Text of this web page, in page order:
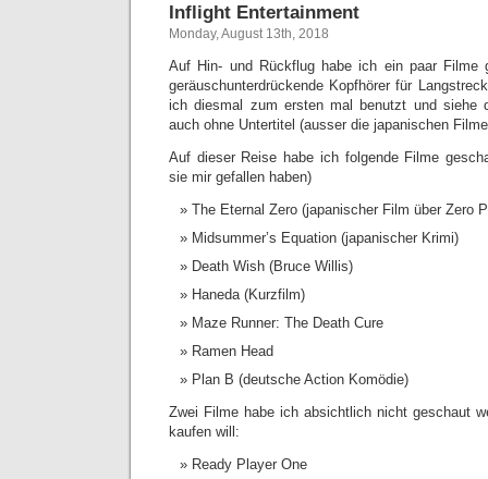
Inflight Entertainment
Monday, August 13th, 2018
Auf Hin- und Rückflug habe ich ein paar Filme
geräuschunterdrückende Kopfhörer für
ich diesmal zum ersten mal benutzt und siehe
auch ohne Untertitel (ausser die japanischen
Auf dieser Reise habe ich folgende Filme
sie mir gefallen haben)
The Eternal Zero (japanischer Film über Zero
Midsummer’s Equation (japanischer Krimi)
Death Wish (Bruce Willis)
Haneda (Kurzfilm)
Maze Runner: The Death Cure
Ramen Head
Plan B (deutsche Action Komödie)
Zwei Filme habe ich absichtlich nicht geschaut
kaufen will:
Ready Player One